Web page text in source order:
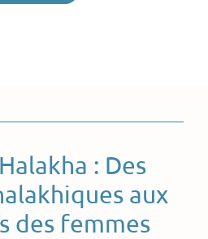
: Des
aux
des femmes